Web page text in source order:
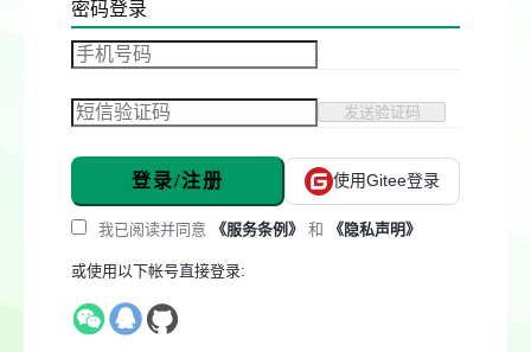
密码登录
发送验证码
登录/注册 使用Gitee登录
我已阅读并同意 《服务条例》 和 《隐私声明》
或使用以下帐号直接登录: